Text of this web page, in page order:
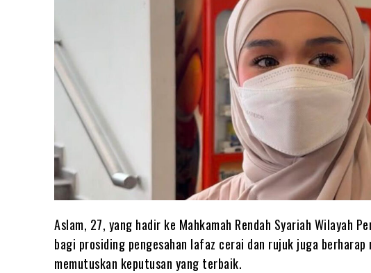
Aslam, 27, yang hadir ke Mahkamah Rendah Syariah Wilayah
bagi prosiding pengesahan lafaz cerai dan rujuk juga berharap
memutuskan keputusan yang terbaik.